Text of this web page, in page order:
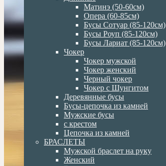
Матинэ (50-60см)
Опера (60-85см)
Бусы Сотуар (85-120см)
Бусы Роуп (85-120см)
Бусы Лариат (85-120см)
Чокер
Чокер мужской
Чокер женский
Черный чокер
Чокер с Шунгитом
Деревянные бусы
Бусы-цепочка из камней
Мужские бусы
с крестом
Цепочка из камней
БРАСЛЕТЫ
Мужской браслет на руку
Женский